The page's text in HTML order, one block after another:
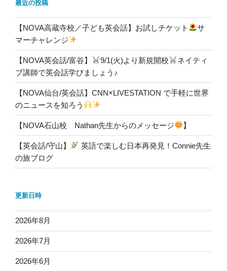
最近の投稿
【NOVA高蔵寺校／子ども英会話】お試しチケット
サ
マーチャレンジ
【NOVA英会話/富谷】 9/1(火)より新規開校
ネイティ
ブ講師で英会話学びましょう♪
【NOVA仙台/英会話】CNN×LIVESTATION で手軽に世界
のニュースを知ろう
【NOVA石山校 Nathan先生からのメッセージ 】
【英会話/守山】
英語で楽しむ日本再発見！Connie先生
の旅ブログ
更新日時
2026年8月
2026年7月
2026年6月